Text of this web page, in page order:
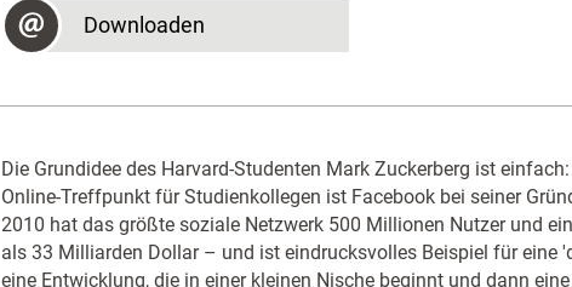
Downloaden
Die Grundidee des Harvard-Studenten Mark Zuckerberg ist
Online-Treffpunkt für Studienkollegen ist Facebook bei seiner
2010 hat das größte soziale Netzwerk 500 Millionen Nutzer und
als 33 Milliarden Dollar – und ist eindrucksvolles Beispiel für eine
eine Entwicklung, die in einer kleinen Nische beginnt und dann